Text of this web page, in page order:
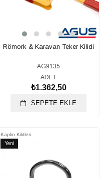
Römork & Karavan Teker Kilidi
AG9135
ADET
₺1.362,50
SEPETE EKLE
Kaplin Kilitleri
Yeni